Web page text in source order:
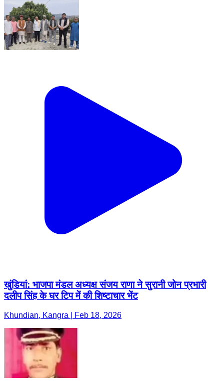
खुंडियां: भाजपा मंडल अध्यक्ष संजय राणा ने सुरानी जोन प्रभारी
दलीप सिंह के घर टिप में की शिष्टाचार भेंट
Khundian, Kangra | Feb 18, 2026